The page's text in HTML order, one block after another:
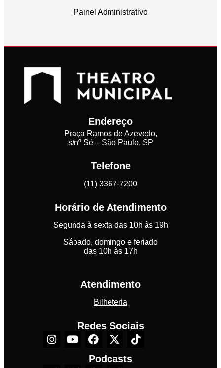
Painel Administrativo
Endereço
Praça Ramos de Azevedo,
s/nº Sé – São Paulo, SP
Telefone
(11) 3367-7200
Horário de Atendimento
Segunda à sexta das 10h às 19h
Sábado, domingo e feriado
das 10h às 17h
Atendimento
Bilheteria
Redes Sociais
Podcasts